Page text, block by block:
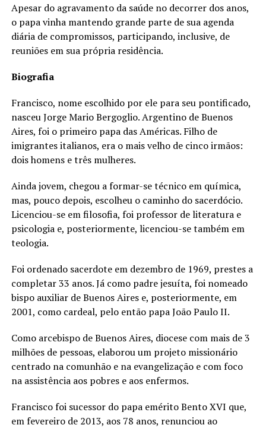
Apesar do agravamento da saúde no decorrer dos anos,
o papa vinha mantendo grande parte de sua agenda
diária de compromissos, participando, inclusive, de
reuniões em sua própria residência.
Biografia
Francisco, nome escolhido por ele para seu pontificado,
nasceu Jorge Mario Bergoglio. Argentino de Buenos
Aires, foi o primeiro papa das Américas. Filho de
imigrantes italianos, era o mais velho de cinco irmãos:
dois homens e três mulheres.
Ainda jovem, chegou a formar-se técnico em química,
mas, pouco depois, escolheu o caminho do sacerdócio.
Licenciou-se em filosofia, foi professor de literatura e
psicologia e, posteriormente, licenciou-se também em
teologia.
Foi ordenado sacerdote em dezembro de 1969, prestes a
completar 33 anos. Já como padre jesuíta, foi nomeado
bispo auxiliar de Buenos Aires e, posteriormente, em
2001, como cardeal, pelo então papa João Paulo II.
Como arcebispo de Buenos Aires, diocese com mais de 3
milhões de pessoas, elaborou um projeto missionário
centrado na comunhão e na evangelização e com foco
na assistência aos pobres e aos enfermos.
Francisco foi sucessor do papa emérito Bento XVI que,
em fevereiro de 2013, aos 78 anos, renunciou ao